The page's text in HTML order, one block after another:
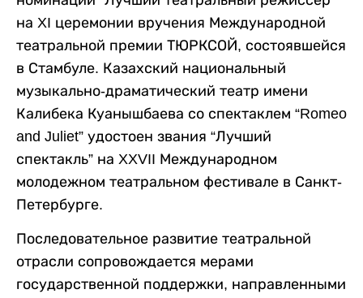
на XI церемонии вручения Международной
театральной премии ТЮРКСОЙ, состоявшейся
в Стамбуле. Казахский национальный
музыкально-драматический театр имени
Калибека Куанышбаева со спектаклем “Romeo
and Juliet” удостоен звания “Лучший
спектакль” на XXVII Международном
молодежном театральном фестивале в Санкт-
Петербурге.
Последовательное развитие театральной
отрасли сопровождается мерами
государственной поддержки, направленными